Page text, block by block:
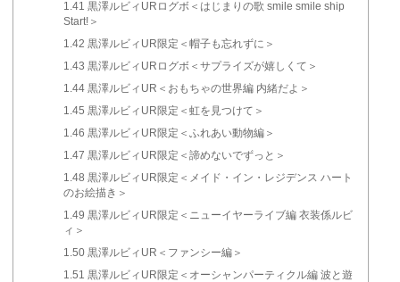
1.41 黒澤ルビィURログボ＜はじまりの歌 smile smile ship
Start!＞
1.42 黒澤ルビィUR限定＜帽子も忘れずに＞
1.43 黒澤ルビィURログボ＜サプライズが嬉しくて＞
1.44黒澤ルビィUR＜おもちゃの世界編 内緒だよ＞
1.45 黒澤ルビィUR限定＜虹を見つけて＞
1.46 黒澤ルビィUR限定＜ふれあい動物編＞
1.47 黒澤ルビィUR限定＜諦めないでずっと＞
1.48 黒澤ルビィUR限定＜メイド・イン・レジデンス ハート
のお絵描き＞
1.49 黒澤ルビィUR限定＜ニューイヤーライブ編 衣装係ルビ
ィ＞
1.50黒澤ルビィUR＜ファンシー編＞
1.51 黒澤ルビィUR限定＜オーシャンパーティクル編 波と遊